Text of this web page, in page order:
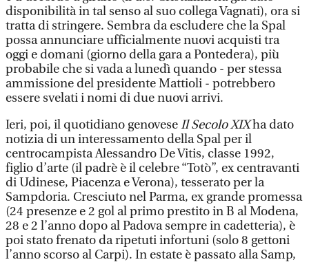
disponibilità in tal senso al suo collega Vagnati), ora si
tratta di stringere. Sembra da escludere che la Spal
possa annunciare ufficialmente nuovi acquisti tra
oggi e domani (giorno della gara a Pontedera), più
probabile che si vada a lunedì quando - per stessa
ammissione del presidente Mattioli - potrebbero
essere svelati i nomi di due nuovi arrivi.
Ieri, poi, il quotidiano genoveseIl Secolo XIXha dato
notizia di un interessamento della Spal per il
centrocampista Alessandro De Vitis, classe 1992,
figlio d’arte (il padrè è il celebre “Totò”, ex centravanti
di Udinese, Piacenza e Verona), tesserato per la
Sampdoria. Cresciuto nel Parma, ex grande promessa
(24 presenze e 2 gol al primo prestito in B al Modena,
28 e 2 l’anno dopo al Padova sempre in cadetteria), è
poi stato frenato da ripetuti infortuni (solo 8 gettoni
l’anno scorso al Carpi). In estate è passato alla Samp,